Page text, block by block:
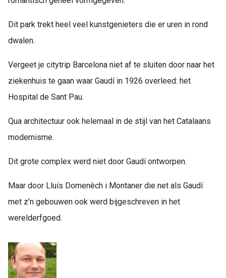
Dit park trekt heel veel kunstgenieters die er uren in rond
dwalen.
Vergeet je citytrip Barcelona niet af te sluiten door naar het
ziekenhuis te gaan waar Gaudí in 1926 overleed: het
Hospital de Sant Pau.
Qua architectuur ook helemaal in de stijl van het Catalaans
modernisme.
Dit grote complex werd niet door Gaudí ontworpen.
Maar door Lluís Domenèch i Montaner die net als Gaudí
met z’n gebouwen ook werd bijgeschreven in het
werelderfgoed.